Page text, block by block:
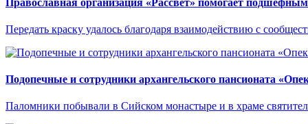
Передать краску удалось благодаря взаимодействию с
Подопечные и сотрудники архангельского пансионата
Паломники побывали в Сийском монастыре и в храме